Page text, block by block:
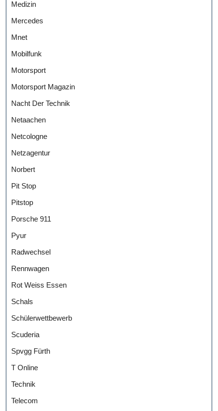
Medizin
Mercedes
Mnet
Mobilfunk
Motorsport
Motorsport Magazin
Nacht Der Technik
Netaachen
Netcologne
Netzagentur
Norbert
Pit Stop
Pitstop
Porsche 911
Pyur
Radwechsel
Rennwagen
Rot Weiss Essen
Schals
Schülerwettbewerb
Scuderia
Spvgg Fürth
T Online
Technik
Telecom